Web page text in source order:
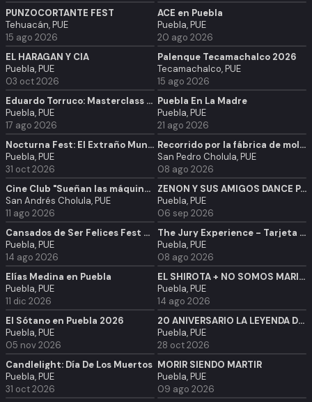
PUNZOCORTANTE FEST
Tehuacán, PUE
15 ago 2026
ACE en Puebla
Puebla, PUE
20 ago 2026
EL HARAGÁN Y CÍA
Puebla, PUE
03 oct 2026
Palenque Tecamachalco 2026
Tecamachalco, PUE
15 ago 2026
Eduardo Torruco: Masterclass y firma de autógrafos
Puebla, PUE
17 ago 2026
Puebla En La Madre
Puebla, PUE
21 ago 2026
Nocturna Fest: El Extraño Mundo de Jack sinfónico en Puebla
Puebla, PUE
31 oct 2026
Recorrido por la fábrica de mole de Doña Elena
San Pedro Cholula, PUE
08 ago 2026
Cine Club "Sueñan las máquinas con nosotros" Otoño 2026 UDLAP
San Andrés Cholula, PUE
11 ago 2026
ZENON Y SUS AMIGOS DANCE PARTY TRIBUTO
Puebla, PUE
06 sep 2026
Cansados de Ser Felices Fest Puebla
Puebla, PUE
14 ago 2026
The Jury Experience - Tarjeta Regalo
Puebla, PUE
08 ago 2026
Elías Medina en Puebla
Puebla, PUE
11 dic 2026
EL SHIROTA + NO SOMOS MARINEROS
Puebla, PUE
14 ago 2026
El Sótano en Puebla 2026
Puebla, PUE
05 nov 2026
20 ANIVERSARIO LA LEYENDA DE LA NAHUALA
Puebla, PUE
28 oct 2026
Candlelight: Día De Los Muertos
Puebla, PUE
31 oct 2026
MORIR SIENDO MARTIR
Puebla, PUE
09 ago 2026